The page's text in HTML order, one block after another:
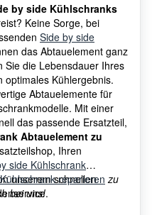
by side Kühlschranks
Keine Sorge, bei
Side by side
das Abtauelement ganz
Sie die Lebensdauer Ihres
optimales Kühlergebnis.
Abtauelemente für
Mit einer
das passende Ersatzteil,
Abtauelement zu
Ihren
side Kühlschrank
unserem schnellen
reparieren zu
bei uns!